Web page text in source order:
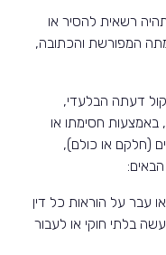
רשאית להסיר או
המפורשת והכתובה,
דעתה הבלעדי,
חסימתו או
(חלקם או כולם),
עבר על הוראות כל דין
בלתי חוקי או לעבור